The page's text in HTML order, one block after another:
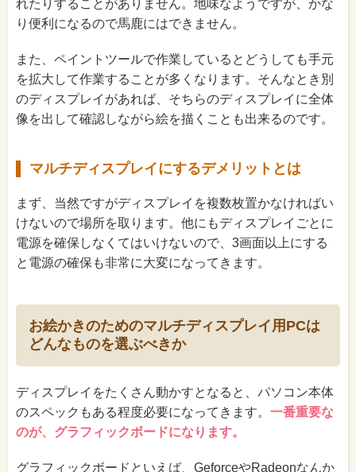
れたりすることがありません。地味なようですが、かな
り便利になるので馬鹿にはできません。
また、ペイントツールで作業しているとどうしても手元
を拡大して作業することが多くなります。そんなとき別
のディスプレイがあれば、そちらのディスプレイに全体
像を出して確認しながら絵を描くことも出来るのです。
マルチディスプレイにするデメリットとは
まず、当然ですがディスプレイを複数枚置かなければい
けないので場所を取ります。他にもディスプレイごとに
電源を確保しなくてはいけないので、3画面以上にする
と電源の確保も非常に大変になってきます。
お絵かきのためのマルチディスプレイ用PCは
どんなものを選ぶべきか
ディスプレイをたくさん動かすとなると、パソコン本体
のスペックもある程度必要になってきます。 一番重要な
のが、グラフィックボードになります。
グラフィックボードといえば、GeforceやRadeonなんか